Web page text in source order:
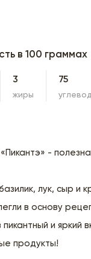
в 100 граммах
3
жиры
75
-
лук, сыр и
в основу
и яркий
продукты!